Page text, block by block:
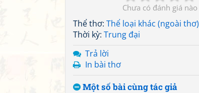
Chưa có đánh giá nào
Thể thơ: Thể loại khác (ngoài thơ)
Thời kỳ: Trung đại
Trả lời
In bài thơ
Một số bài cùng tác giả